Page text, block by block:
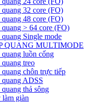
quang 32 core (FO)
quang 48 core (FO)
quang > 64 core (FO)
quang Single mode
QUANG MULTIMODE
quang luồn cống
quang treo
quang chôn trực tiếp
quang ADSS
quang thả sông
làm giàn